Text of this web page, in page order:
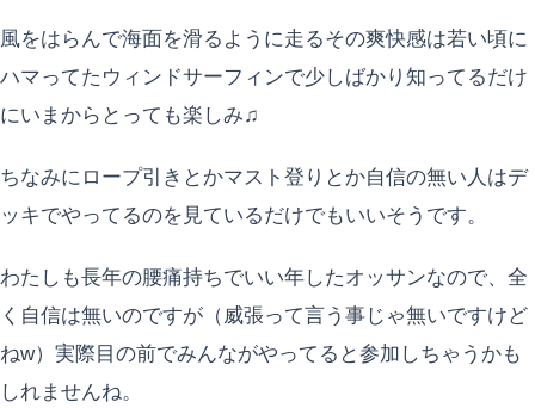
風をはらんで海面を滑るように走るその爽快感は若い頃に
ハマってたウィンドサーフィンで少しばかり知ってるだけ
にいまからとっても楽しみ♫
ちなみにロープ引きとかマスト登りとか自信の無い人はデ
ッキでやってるのを見ているだけでもいいそうです。
わたしも長年の腰痛持ちでいい年したオッサンなので、全
く自信は無いのですが（威張って言う事じゃ無いですけど
ねw）実際目の前でみんながやってると参加しちゃうかも
しれませんね。